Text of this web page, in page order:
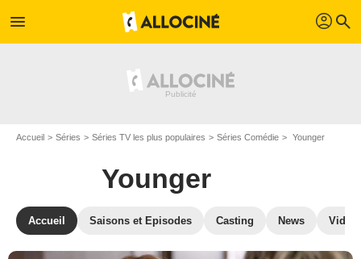
menu profil search
Accueil Séries Séries TV les plus populaires Séries Comédie Younger
Younger
Accueil Saisons et Episodes Casting News